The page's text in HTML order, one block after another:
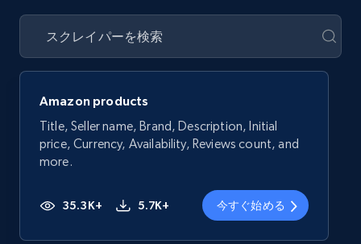
Amazon products
Title, Seller name, Brand, Description, Initial
price, Currency, Availability, Reviews count, and
more.
35.3K+ 5.7K+ 今すぐ始める